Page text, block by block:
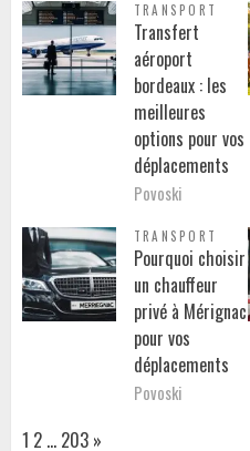
TRANSPORT
Transfert
aéroport
bordeaux : les
meilleures
options pour vos
déplacements
Povoski
TRANSPORT
Pourquoi choisir
un chauffeur
privé à Mérignac
pour vos
déplacements
Povoski
Page:
1 2 … 203 Next
»